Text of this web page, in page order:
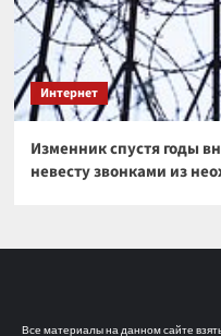
Интернет
Изменник спустя годы
невесту звонками из
Все материалы на данном сайте